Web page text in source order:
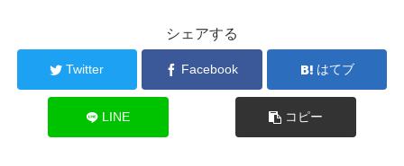
シェアする
Twitter Facebook はてブ
LINE コピー